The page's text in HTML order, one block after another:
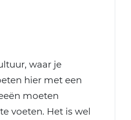
waar je
hier met een
moeten
voeten. Het is wel